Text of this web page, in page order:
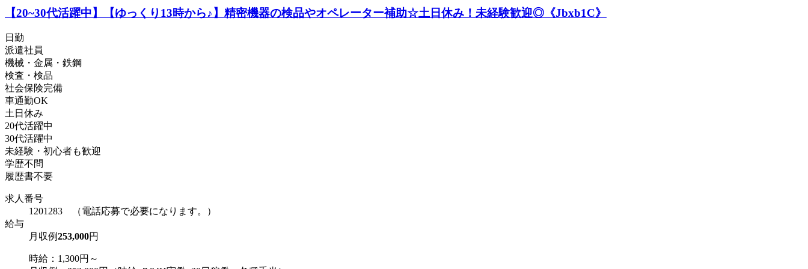
【20~30代活躍中】【ゆっくり13時から♪】精密機器の検品やオペレーター補助☆土日休み！未経験歓迎◎《Jbxb1C》
日勤
派遣社員
機械・金属・鉄鋼
検査・検品
社会保険完備
車通勤OK
土日休み
20代活躍中
30代活躍中
未経験・初心者も歓迎
学歴不問
履歴書不要
求人番号
1201283 （電話応募で必要になります。）
給与
月収例253,000円
時給：1,300円～